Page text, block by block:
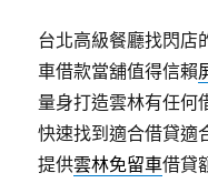
台北高級餐廳找閃店
車借款當舖值得信賴
量身打造雲林有任何
快速找到適合借貸適
提供雲林免留車借貸